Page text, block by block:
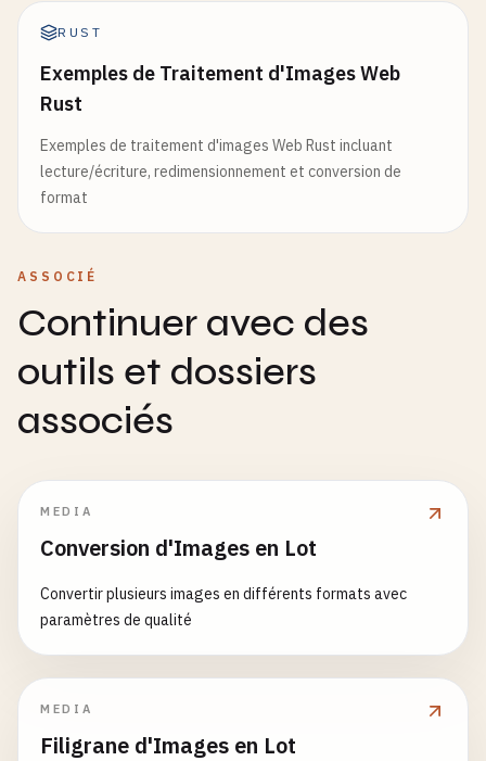
RUST
Exemples de Traitement d'Images Web
Rust
Exemples de traitement d'images Web Rust incluant
lecture/écriture, redimensionnement et conversion de
format
ASSOCIÉ
Continuer avec des
outils et dossiers
associés
MEDIA
Conversion d'Images en Lot
Convertir plusieurs images en différents formats avec
paramètres de qualité
MEDIA
Filigrane d'Images en Lot